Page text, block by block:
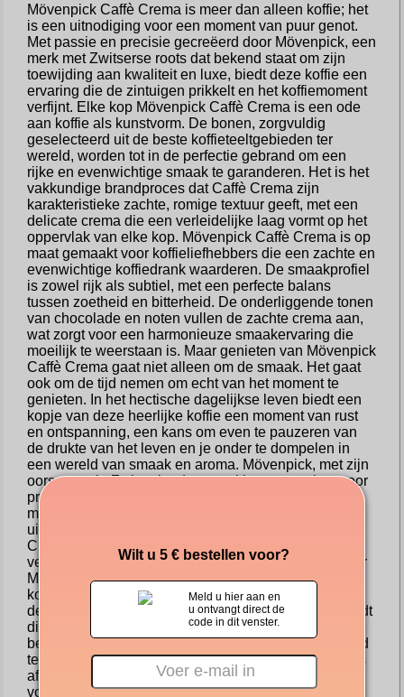
Mövenpick Caffè Crema is meer dan alleen koffie; het
is een uitnodiging voor een moment van puur genot.
Met passie en precisie gecreëerd door Mövenpick, een
merk met Zwitserse roots dat bekend staat om zijn
toewijding aan kwaliteit en luxe, biedt deze koffie een
ervaring die de zintuigen prikkelt en het koffiemoment
verfijnt. Elke kop Mövenpick Caffè Crema is een ode
aan koffie als kunstvorm. De bonen, zorgvuldig
geselecteerd uit de beste koffieteeltgebieden ter
wereld, worden tot in de perfectie gebrand om een
rijke en evenwichtige smaak te garanderen. Het is het
vakkundige brandproces dat Caffè Crema zijn
karakteristieke zachte, romige textuur geeft, met een
delicate crema die een verleidelijke laag vormt op het
oppervlak van elke kop. Mövenpick Caffè Crema is op
maat gemaakt voor koffieliefhebbers die een zachte en
evenwichtige koffiedrank waarderen. De smaakprofiel
is zowel rijk als subtiel, met een perfecte balans
tussen zoetheid en bitterheid. De onderliggende tonen
van chocolade en noten vullen de zachte crema aan,
wat zorgt voor een harmonieuze smaakervaring die
moeilijk te weerstaan is. Maar genieten van Mövenpick
Caffè Crema gaat niet alleen om de smaak. Het gaat
ook om de tijd nemen om echt van het moment te
genieten. In het hectische dagelijkse leven biedt een
kopje van deze heerlijke koffie een moment van rust
en ontspanning, een kans om even te pauzeren van
de drukte van het leven en je onder te dompelen in
een wereld van smaak en aroma. Mövenpick, met zijn
oorsprong in Zwitserland, staat al lang synoniem voor
premiumkwaliteit, niet alleen als het gaat om koffie,
maar voor al zijn producten. Deze toewijding aan
uitmuntendheid komt tot uiting in elk pakje Caffè
Crema, dat elke keer weer een consistente en
verkwikkende koffie-ervaring garandeert. Kiezen voor
Mövenpick Caffè Crema is meer dan een keuze voor
koffie; het is een keuze voor een levensstijl. Voor wie
de fijnere dingen in het leven weet te waarderen, biedt
dit koffie een perfecte mix van luxe en comfort,
beschikbaar in elk kopje. Of het nu is om de dag goed
te beginnen, als een luxe traktatie in de middag of als
afsluiting van een maaltijd, Mövenpick Caffè Crema
voegt een vleugje charme en elegantie toe aan het
Wilt u 5 € bestellen voor?
Meld u hier aan en
u ontvangt direct de
code in dit venster.